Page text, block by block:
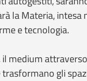
la Materia,
e tecnologia.
medium
gli